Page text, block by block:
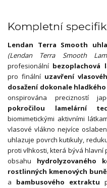
Kompletní
Lendan Terra Smooth
(Lendan Terra Smooth
profesionální bezoplachová
pro finální uzavření
dosažení dokonale
onspirována precizností
pokročilou lamelární
biomimetickými aktivními
vlasové vlákno nejvíce
uhlazuje povrch kutikuly,
proti vlhkosti, která bývá hlavní
obsahu hydrolyzovaného
rostlinných kmenových
a bambusového extraktu